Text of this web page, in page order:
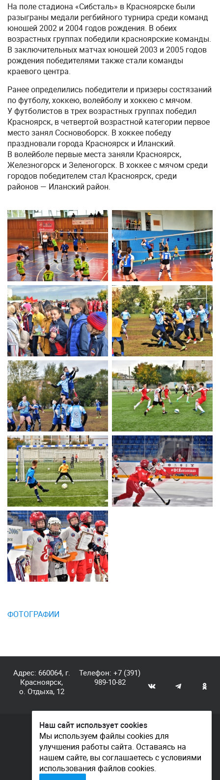
На поле стадиона «Сибсталь» в Красноярске были
разыграны медали регбийного турнира среди команд
юношей 2002 и 2004 годов рождения. В обеих
возрастных группах победили красноярские команды.
В заключительных матчах юношей 2003 и 2005 годов
рождения победителями также стали команды
краевого центра.
Ранее определились победители и призеры состязаний
по футболу, хоккею, волейболу и хоккею с мячом.
У футболистов в трех возрастных группах победил
Красноярск, в четвертой возрастной категории первое
место занял Сосновоборск. В хоккее победу
праздновали города Красноярск и Иланский.
В волейболе первые места заняли Красноярск,
Железногорск и Зеленогорск. В хоккее с мячом среди
городов победителем стал Красноярск, среди
районов — Иланский район.
ФОТОГРАФИИ
Адрес: 660064, г.
Красноярск,
о. Отдыха, 12
Телефон:+7 (391)
989-10-82
© КГАУ «Центр спортивной подготовки», 2026
Документы
Политика конфиденциальности
Контакты
Наш сайт использует cookies
Мы используем файлы cookies для
улучшения работы сайта. Оставаясь на
нашем сайте, вы соглашаетесь с условиями
использования файлов cookies.